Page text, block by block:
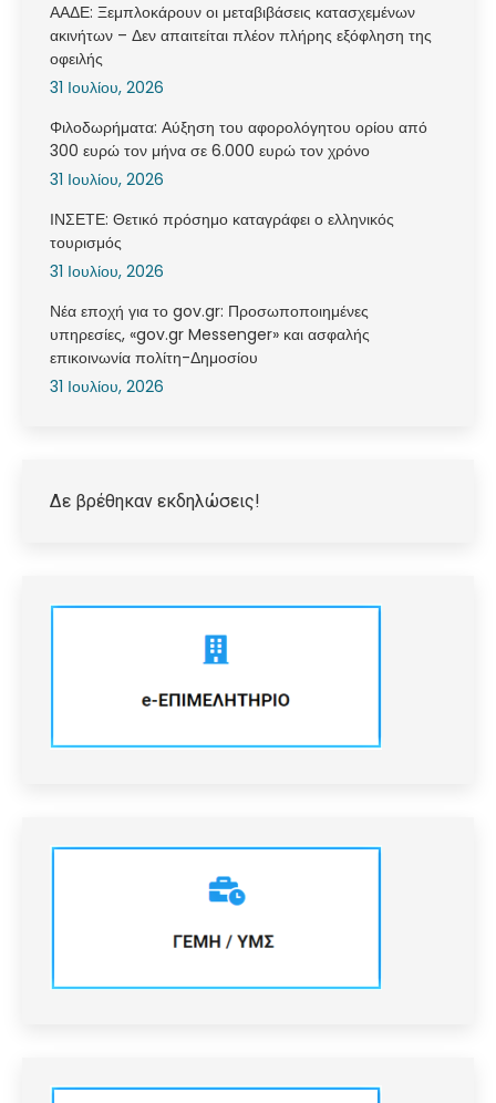
ΑΑΔΕ: Ξεμπλοκάρουν οι μεταβιβάσεις κατασχεμένων
ακινήτων – Δεν απαιτείται πλέον πλήρης εξόφληση της
οφειλής
31 Ιουλίου, 2026
Φιλοδωρήματα: Αύξηση του αφορολόγητου ορίου από
300 ευρώ τον μήνα σε 6.000 ευρώ τον χρόνο
31 Ιουλίου, 2026
ΙΝΣΕΤΕ: Θετικό πρόσημο καταγράφει ο ελληνικός
τουρισμός
31 Ιουλίου, 2026
Νέα εποχή για το gov.gr: Προσωποποιημένες
υπηρεσίες, «gov.gr Messenger» και ασφαλής
επικοινωνία πολίτη-Δημοσίου
31 Ιουλίου, 2026
Δε βρέθηκαν εκδηλώσεις!